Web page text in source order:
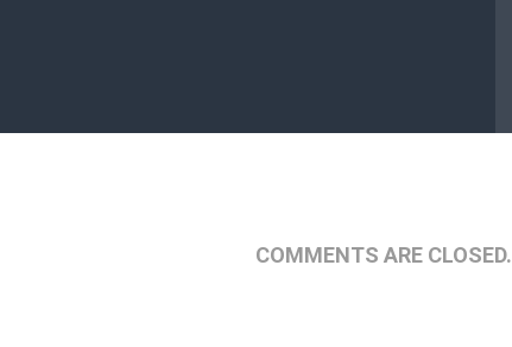
COMMENTS ARE CLOSED.